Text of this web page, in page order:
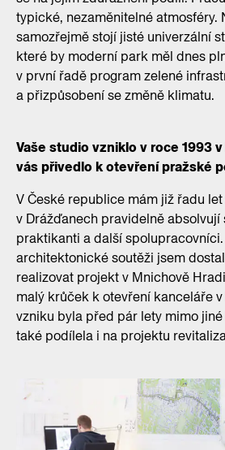
typické, nezaměnitelné atmosféry.
samozřejmě stojí jisté univerzální
které by moderní park měl dnes
v první řadě program zelené
a přizpůsobení se změně klimatu.
Vaše studio vzniklo v roce 1993
vás přivedlo k otevření pražské
V České republice mám již řadu
v Drážďanech pravidelně
praktikanti a další
architektonické soutěži jsem
realizovat projekt v Mnichově
malý krůček k otevření kanceláře
vzniku byla před pár lety mimo jiné
také podílela i na projektu